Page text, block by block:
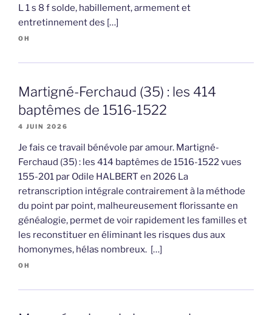
L 1 s 8 f solde, habillement, armement et
entretinnement des […]
OH
Martigné-Ferchaud (35) : les 414
baptêmes de 1516-1522
4 JUIN 2026
Je fais ce travail bénévole par amour. Martigné-
Ferchaud (35) : les 414 baptêmes de 1516-1522 vues
155-201 par Odile HALBERT en 2026 La
retranscription intégrale contrairement à la méthode
du point par point, malheureusement florissante en
généalogie, permet de voir rapidement les familles et
les reconstituer en éliminant les risques dus aux
homonymes, hélas nombreux. […]
OH